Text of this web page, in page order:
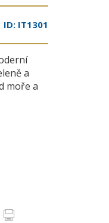
ID: IT1301
a
moře a